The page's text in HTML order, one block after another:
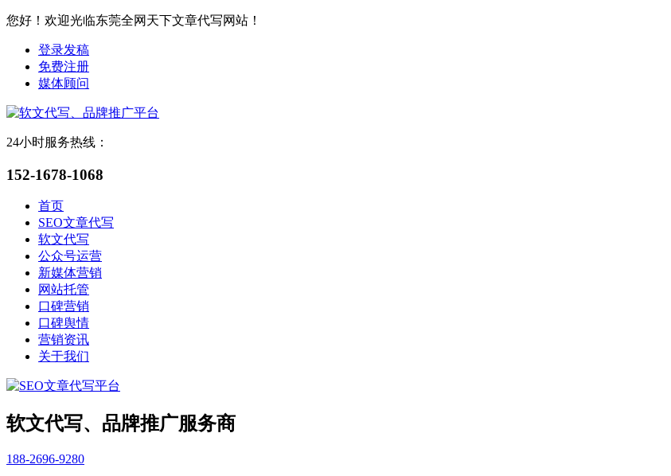
您好！欢迎光临东莞全网天下文章代写网站！
登录发稿
免费注册
媒体顾问
24小时服务热线：
152-1678-1068
首页
SEO文章代写
软文代写
公众号运营
新媒体营销
网站托管
口碑营销
口碑舆情
营销资讯
关于我们
软文代写、品牌推广服务商
188-2696-9280